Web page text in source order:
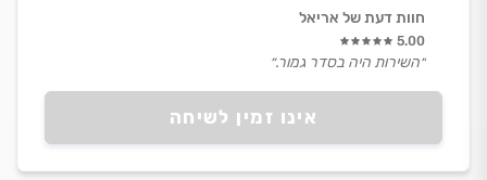
אינו זמין לשיחה
חוות דעת של אריאל
5.00
״השירות היה בסדר גמור.״